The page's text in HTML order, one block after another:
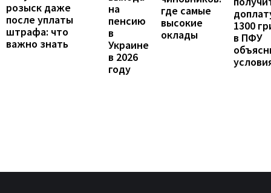
розыск даже
после уплаты
штрафа: что
важно знать
на
пенсию
в
Украине
в 2026
году
где самые
высокие
оклады
1300
в ПФУ